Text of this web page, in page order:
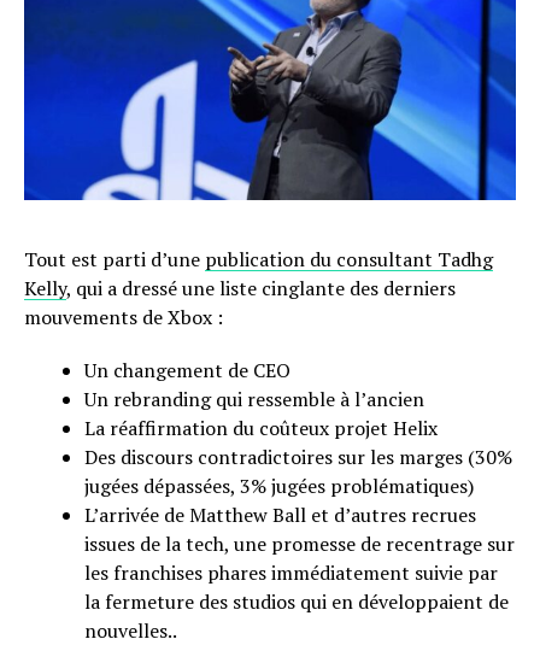
Tout est parti d’une publication du consultant Tadhg
Kelly, qui a dressé une liste cinglante des derniers
mouvements de Xbox :
Un changement de CEO
Un rebranding qui ressemble à l’ancien
La réaffirmation du coûteux projet Helix
Des discours contradictoires sur les marges (30%
jugées dépassées, 3% jugées problématiques)
L’arrivée de Matthew Ball et d’autres recrues
issues de la tech, une promesse de recentrage sur
les franchises phares immédiatement suivie par
la fermeture des studios qui en développaient de
nouvelles..